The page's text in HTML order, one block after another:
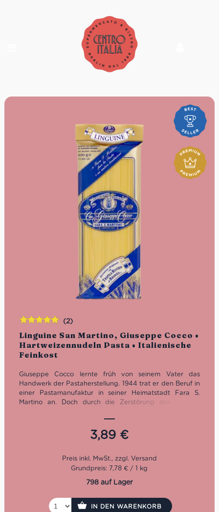
Linguine San Martino, Giuseppe Cocco •
Hartweizennudeln Pasta • Italienische
Feinkost
(2)
Giuseppe Cocco lernte früh von seinem Vater das
Handwerk der Pastaherstellung. 1944 trat er den Beruf in
einer Pastamanufaktur in seiner Heimatstadt Fara S.
Martino an. Doch durch die Zerstörung des zweiten
Trümmerhaufen. Zwischen Schutt und Asche rettete er
also die letzten Teile der Pastamaschinen und brachte sie
wieder zum laufen. Und so gründete er seine eigene
diese Linguine San Martino herstellt.
3,89 €
mit5.00von
5
Grundpreis: 7,78 € / 1 kg
798 auf Lager
IN DEN WARENKORB